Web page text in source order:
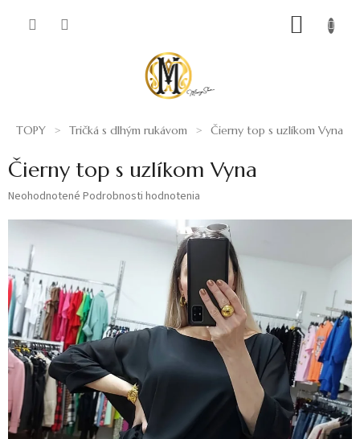
TOPY Tričká s dlhým rukávom Čierny top s uzlíkom Vyna
Čierny top s uzlíkom Vyna
Priemerné
z
5
hviezdičiek.
Neohodnotené Podrobnosti hodnotenia